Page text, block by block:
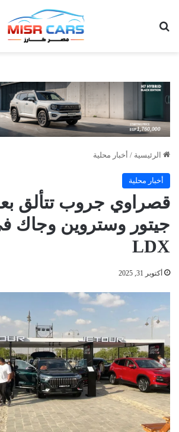
الرئيسية / أخبار محلية
أخبار محلية
قصراوي جروب تتألق
جيتور وستروين
LDX
أكتوبر 31, 2025